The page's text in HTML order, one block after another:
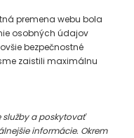
premena webu bola
osobných údajov
bezpečnostné
zaistili maximálnu
služby a poskytovať
informácie. Okrem